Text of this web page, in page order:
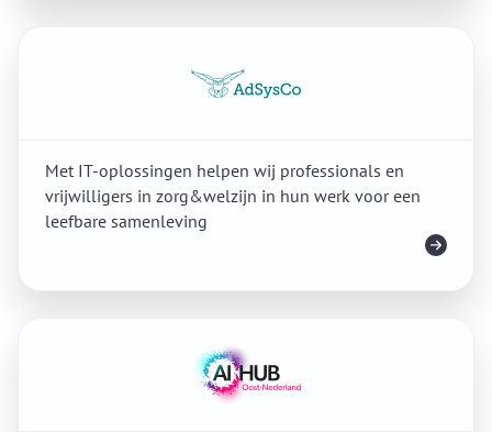
Met IT-oplossingen helpen wij professionals en
vrijwilligers in zorg&welzijn in hun werk voor een
leefbare samenleving